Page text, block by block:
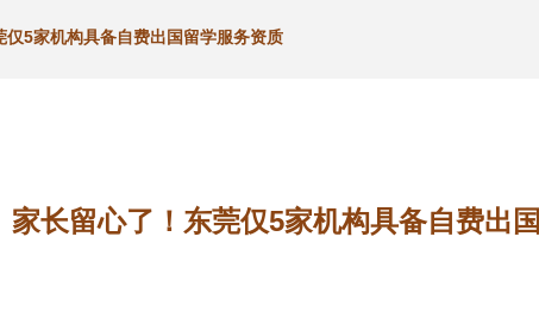
仅5家机构具备自费出国留学服务资质
家长留心了！东莞仅5家机构具备自费出